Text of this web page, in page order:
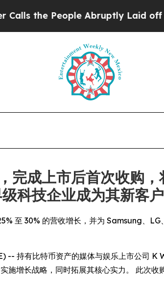
People Abruptly Laid off “Simply
成上市后首次收购
科技企业成为其新客户
至 30% 的营收增长，并为 Samsung、
-- 持有比特币资产的媒体与娱乐上市公司
施增长战略，同时拓展其核心实力。 此次